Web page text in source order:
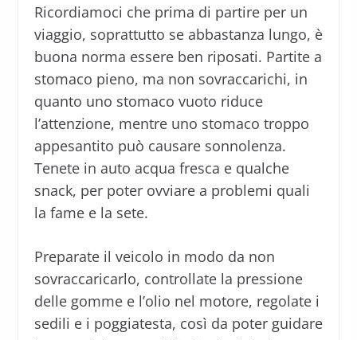
Ricordiamoci che prima di partire per un
viaggio, soprattutto se abbastanza lungo, è
buona norma essere ben riposati. Partite a
stomaco pieno, ma non sovraccarichi, in
quanto uno stomaco vuoto riduce
l’attenzione, mentre uno stomaco troppo
appesantito può causare sonnolenza.
Tenete in auto acqua fresca e qualche
snack, per poter ovviare a problemi quali
la fame e la sete.
Preparate il veicolo in modo da non
sovraccaricarlo, controllate la pressione
delle gomme e l’olio nel motore, regolate i
sedili e i poggiatesta, così da poter guidare